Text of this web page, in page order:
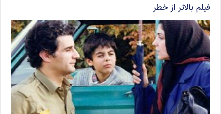
فیلم بالاتر از خطر